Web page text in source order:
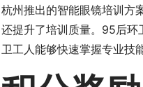
杭州推出的智能眼镜培训方
还提升了培训质量。95后环
卫工人能够快速掌握专业技